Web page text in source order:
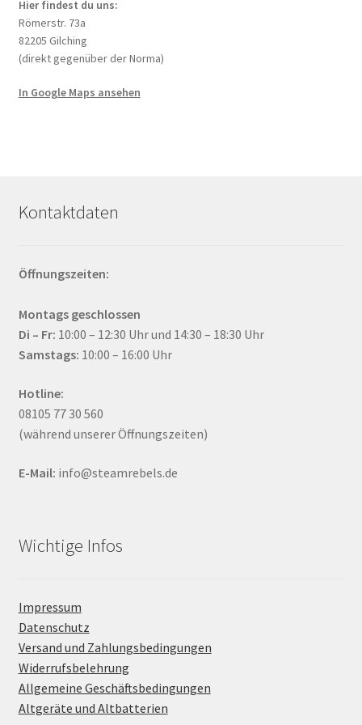
Hier findest du uns:
Römerstr. 73a
82205 Gilching
(direkt gegenüber der Norma)
In Google Maps ansehen
Kontaktdaten
Öffnungszeiten:
Montags geschlossen
Di – Fr: 10:00 – 12:30 Uhr und 14:30 – 18:30 Uhr
Samstags: 10:00 – 16:00 Uhr
Hotline:
08105 77 30 560
(während unserer Öffnungszeiten)
E-Mail: info@steamrebels.de
Wichtige Infos
Impressum
Datenschutz
Versand und Zahlungsbedingungen
Widerrufsbelehrung
Allgemeine Geschäftsbedingungen
Altgeräte und Altbatterien